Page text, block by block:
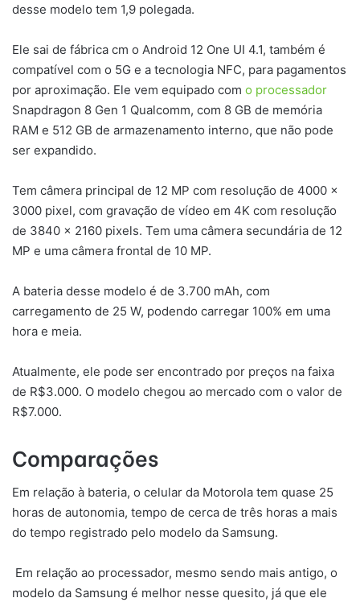
desse modelo tem 1,9 polegada.
Ele sai de fábrica cm o Android 12 One UI 4.1, também é
compatível com o 5G e a tecnologia NFC, para pagamentos
por aproximação. Ele vem equipado com o processador
Snapdragon 8 Gen 1 Qualcomm, com 8 GB de memória
RAM e 512 GB de armazenamento interno, que não pode
ser expandido.
Tem câmera principal de 12 MP com resolução de 4000 x
3000 pixel, com gravação de vídeo em 4K com resolução
de 3840 x 2160 pixels. Tem uma câmera secundária de 12
MP e uma câmera frontal de 10 MP.
A bateria desse modelo é de 3.700 mAh, com
carregamento de 25 W, podendo carregar 100% em uma
hora e meia.
Atualmente, ele pode ser encontrado por preços na faixa
de R$3.000. O modelo chegou ao mercado com o valor de
R$7.000.
Comparações
Em relação à bateria, o celular da Motorola tem quase 25
horas de autonomia, tempo de cerca de três horas a mais
do tempo registrado pelo modelo da Samsung.
Em relação ao processador, mesmo sendo mais antigo, o
modelo da Samsung é melhor nesse quesito, já que ele